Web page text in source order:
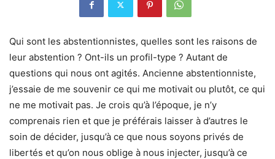
Qui sont les abstentionnistes, quelles sont les raisons de
leur abstention ? Ont-ils un profil-type ? Autant de
questions qui nous ont agités. Ancienne abstentionniste,
j’essaie de me souvenir ce qui me motivait ou plutôt, ce qui
ne me motivait pas. Je crois qu’à l’époque, je n’y
comprenais rien et que je préférais laisser à d’autres le
soin de décider, jusqu’à ce que nous soyons privés de
libertés et qu’on nous oblige à nous injecter, jusqu’à ce